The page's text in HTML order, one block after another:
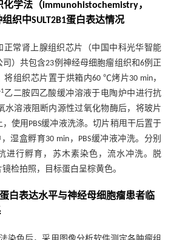
学法（immunohistochemistry，
组织中SULT2B1蛋白表达情况
正常肾上腺组织芯片（中国中科光华智能
）共包含23例神经母细胞瘤组织和6例正
将组织芯片置于烘箱内60 ℃烤片30 min，
乙二胺四乙酸缓冲溶液于电陶炉中进行抗
水溶液阻断内源性过氧化物酶后，将玻片
使用PBS缓冲液洗涤。切片稍甩干后置于
湿盒孵育30 min，PBS缓冲液冲洗。分别
进行孵育，苏木素染色，流水冲洗。脱
检拍照，目标蛋白呈棕黄色。
白表达水平与神经母细胞瘤患者临